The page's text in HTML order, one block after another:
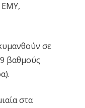
ΕΜΥ,
σε
βαθμούς
στα